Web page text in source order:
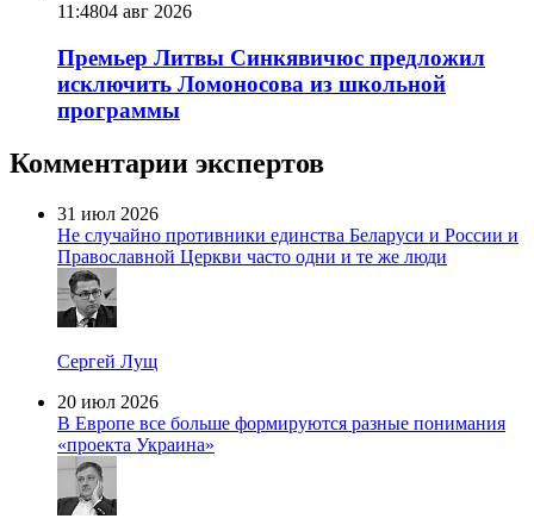
11:4804 авг 2026
Премьер Литвы Синкявичюс предложил
исключить Ломоносова из школьной
программы
Комментарии экспертов
31 июл 2026
Не случайно противники единства Беларуси и России и
Православной Церкви часто одни и те же люди
Сергей Лущ
20 июл 2026
В Европе все больше формируются разные понимания
«проекта Украина»